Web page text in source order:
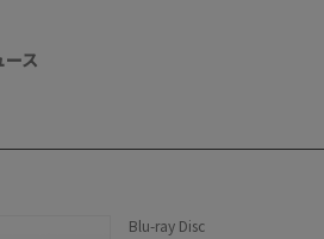
ス
Blu-ray Disc